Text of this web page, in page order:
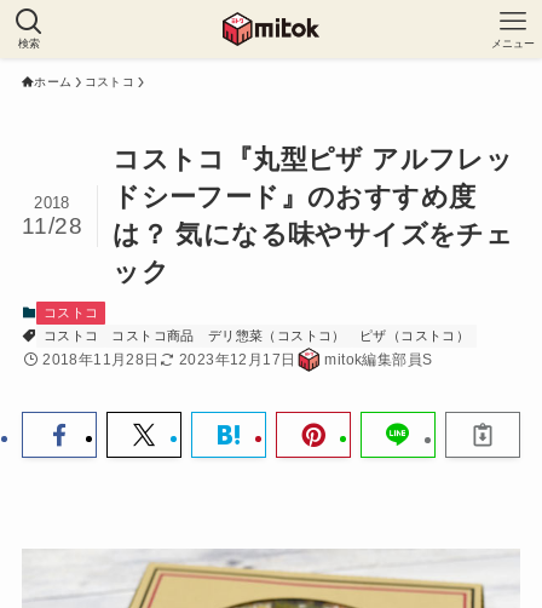
検索 メニュー
ホーム コストコ
コストコ『丸型ピザ アルフレッ
ドシーフード』のおすすめ度
は？ 気になる味やサイズをチェ
ック
2018
11/28
コストコ
コストコ
コストコ商品 デリ惣菜（コストコ） ピザ（コストコ）
2018年11月28日 2023年12月17日 mitok編集部員S